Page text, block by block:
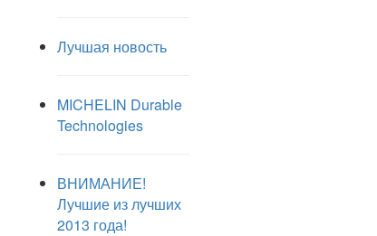
Лучшая новость
MICHELIN Durable
Technologies
ВНИМАНИЕ!
Лучшие из лучших
2013 года!